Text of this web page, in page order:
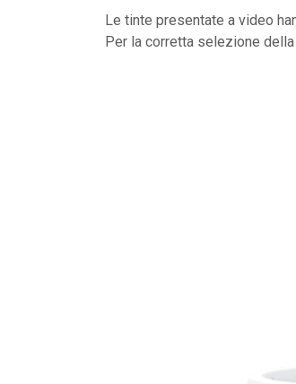
Le tinte presentate a video
Per la corretta selezione